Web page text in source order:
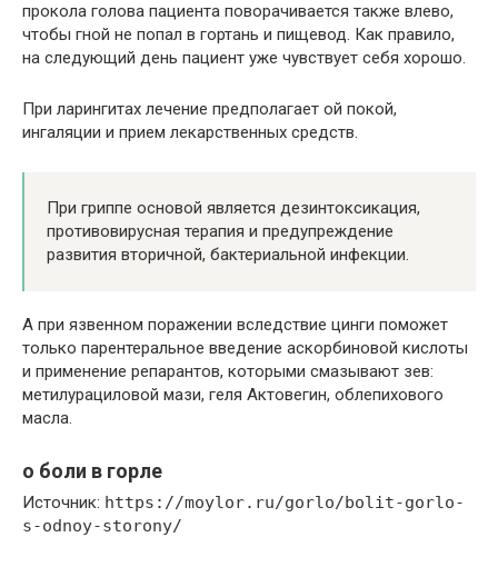
прокола голова пациента поворачивается также влево,
чтобы гной не попал в гортань и пищевод. Как правило,
на следующий день пациент уже чувствует себя хорошо.
При ларингитах лечение предполагает ой покой,
ингаляции и прием лекарственных средств.
При гриппе основой является дезинтоксикация,
противовирусная терапия и предупреждение
развития вторичной, бактериальной инфекции.
А при язвенном поражении вследствие цинги поможет
только парентеральное введение аскорбиновой кислоты
и применение репарантов, которыми смазывают зев:
метилурациловой мази, геля Актовегин, облепихового
масла.
о боли в горле
Источник: https://moylor.ru/gorlo/bolit-gorlo-
s-odnoy-storony/